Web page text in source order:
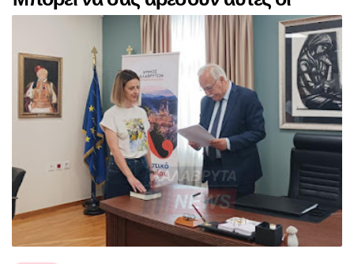
αναρτήσεις